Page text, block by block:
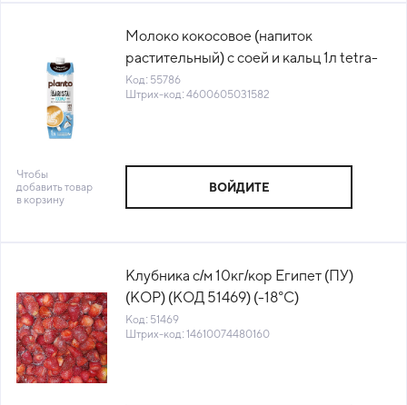
Молоко кокосовое (напиток
растительный) с соей и кальц 1л tetra-
pak Planto Barista (195505) (КОД
55786) (0°C)
Код: 55786
Штрих-код: 4600605031582
Чтобы
добавить товар
в корзину
ВОЙДИТЕ
Клубника с/м 10кг/кор Египет (ПУ)
(КОР) (КОД 51469) (-18°С)
Код: 51469
Штрих-код: 14610074480160